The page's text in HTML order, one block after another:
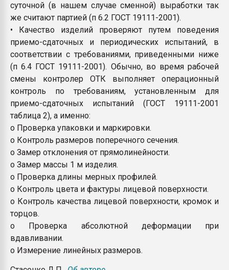
суточной (в нашем случае сменной) выработки так
же считают партией (п 6.2 ГОСТ 19111-2001).
• Качество изделий проверяют путем поведения
приемо-сдаточных и периодических испытаний, в
соответствии с требованиями, приведенными ниже
(п 6.4 ГОСТ 19111-2001). Обычно, во время рабочей
смены контролер ОТК выполняет операционный
контроль по требованиям, установленным для
приемо-сдаточных испытаний (ГОСТ 19111-2001
таблица 2), а именно:
o Проверка упаковки и маркировки.
o Контроль размеров поперечного сечения.
o Замер отклонения от прямолинейности.
o Замер массы 1 м изделия.
o Проверка длины мерных профилей.
o Контроль цвета и фактуры лицевой поверхности.
o Контроль качества лицевой поверхности, кромок и
торцов.
o Проверка абсолютной деформации при
вдавливании.
o Измерение линейных размеров.